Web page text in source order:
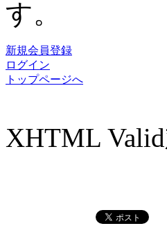
す。
新規会員登録
ログイン
トップページへ
XHTML